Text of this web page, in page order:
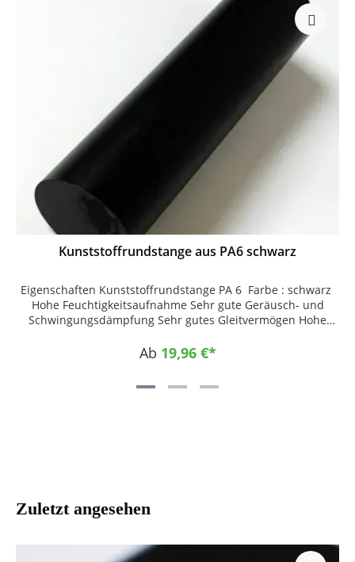
Kunststoffrundstange aus PA6 schwarz
Eigenschaften Kunststoffrundstange PA 6 Farbe : schwarz
Hohe Feuchtigkeitsaufnahme Sehr gute Geräusch- und
Schwingungsdämpfung Sehr gutes Gleitvermögen Hohe
Seilwinden Hebezeuge Fördersterne Transportschnecken
Ab 19,96 €*
Zuletzt angesehen